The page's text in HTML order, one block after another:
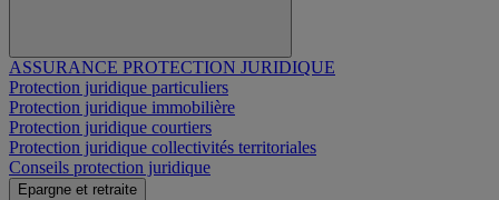
ASSURANCE PROTECTION JURIDIQUE
Protection juridique particuliers
Protection juridique immobilière
Protection juridique courtiers
Protection juridique collectivités territoriales
Conseils protection juridique
Epargne et retraite